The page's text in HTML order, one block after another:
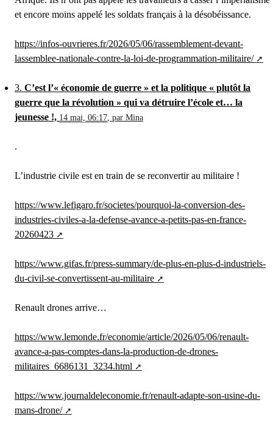
et encore moins appelé les soldats français à la désobéissance.
https://infos-ouvrieres.fr/2026/05/06/rassemblement-devant-
lassemblee-nationale-contre-la-loi-de-programmation-militaire/
3. C’est l’« économie de guerre » et la politique « plutôt la
guerre que la révolution » qui va détruire l’école et… la
jeunesse !, 14 mai, 06:17 par Mina
.
L’industrie civile est en train de se reconvertir au militaire !
https://www.lefigaro.fr/societes/pourquoi-la-conversion-des-
industries-civiles-a-la-defense-avance-a-petits-pas-en-france-
20260423
https://www.gifas.fr/press-summary/de-plus-en-plus-d-industriels-
du-civil-se-convertissent-au-militaire
Renault drones arrive…
https://www.lemonde.fr/economie/article/2026/05/06/renault-
avance-a-pas-comptes-dans-la-production-de-drones-
militaires_6686131_3234.html
https://www.journaldeleconomie.fr/renault-adapte-son-usine-du-
mans-drone/